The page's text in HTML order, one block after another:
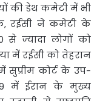
की डेथ कमेटी में भी
रईसी ने कमेटी के
से ज्यादा लोगों को
में रईसी को तेहरान
सुप्रीम कोर्ट के उप-
में ईरान के मुख्य